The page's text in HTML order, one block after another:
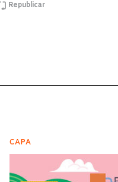
Republicar